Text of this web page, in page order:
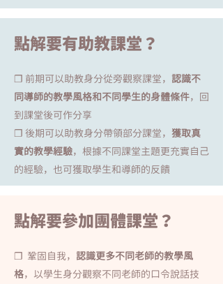
點解要有助教課堂？
❐ 前期可以助教身分從旁觀察課堂， 認識不
同導師的教學風格和不同學生的身體條件，回
到課堂後可作分享
❐ 後期可以助教身分帶領部分課堂， 獲取真
實的教學經驗，根據不同課堂主題更充實自己
的經驗，也可獲取學生和導師的反饋
點解要參加團體課堂？
❐ ​ 鞏固自我， 認識更多不同老師的教學風
格，以學生身分觀察不同老師的口令說話技